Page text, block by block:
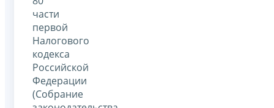
части
первой
Налогового
кодекса
Российской
Федерации
(Собрание